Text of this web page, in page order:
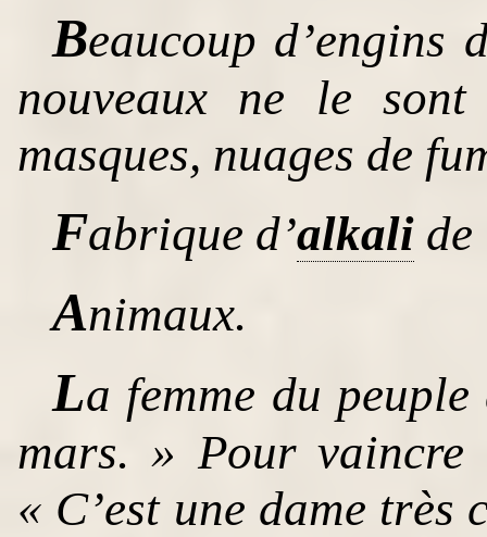
Beaucoup d’engins
nouveaux ne le
masques, nuages de
Fabrique d’alkali de
Animaux.
La femme du
mars. » Pour vaincre
« C’est une dame